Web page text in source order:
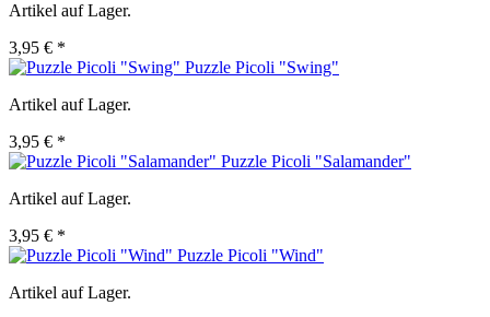
Artikel auf Lager.
3,95 € *
Puzzle Picoli "Swing"
Artikel auf Lager.
3,95 € *
Puzzle Picoli "Salamander"
Artikel auf Lager.
3,95 € *
Puzzle Picoli "Wind"
Artikel auf Lager.